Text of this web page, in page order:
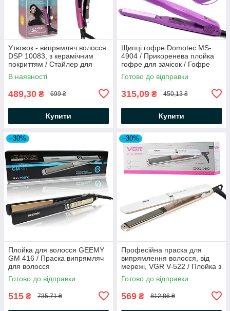
Утюжок - випрямляч волосся
DSP 10083, з керамічним
покриттям / Стайлер для
вирівнювання волосся
В наявності
489,30 ₴ 699 ₴
Купити
Щипці гофре Domotec MS-
4904 / Прикоренева плойка
гофре для зачісок / Гофре
універсальне
Готово до відправки
315,09 ₴ 450,13 ₴
Купити
–30%
Плойка для волосся GEEMY
GM 416 / Праска випрямляч
для волосся
Готово до відправки
515 ₴ 735,71 ₴
–30%
Професійна праска для
випрямлення волосся, від
мережі, VGR V-522 / Плойка з
регулюванням температури
Готово до відправки
569 ₴ 812,86 ₴